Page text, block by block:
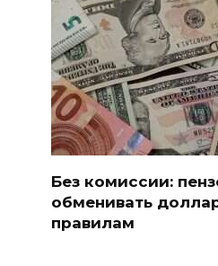
Без комиссии:
обменивать
правилам